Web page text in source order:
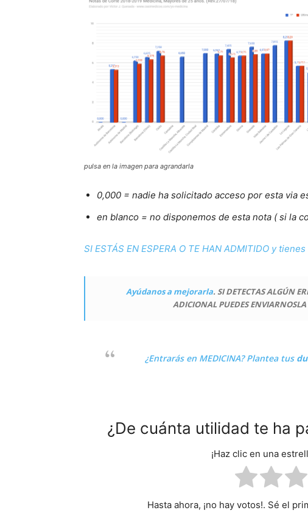
pulsa en la imagen para agrandarla
0,000 = nadie ha solicitado acceso por esta via
en blanco = no disponemos de esta nota ( si la
SI ESTÁS EN ESPERA O TE HAN ADMITIDO y
Ayúdanos a mejorarla. SI DETECTAS ALGÚN
ADICIONAL PUEDES
¿Entrarás en MEDICINA?Plantea tus
¿De cuánta utilidad te ha
¡Haz clic en una
Hasta ahora, ¡no hay votos!. Sé el